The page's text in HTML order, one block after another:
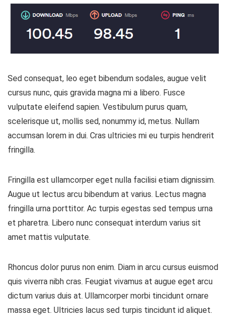
Sed consequat, leo eget bibendum sodales, augue velit
cursus nunc, quis gravida magna mi a libero. Fusce
vulputate eleifend sapien. Vestibulum purus quam,
scelerisque ut, mollis sed, nonummy id, metus. Nullam
accumsan lorem in dui. Cras ultricies mi eu turpis hendrerit
fringilla.
Fringilla est ullamcorper eget nulla facilisi etiam dignissim.
Augue ut lectus arcu bibendum at varius. Lectus magna
fringilla urna porttitor. Ac turpis egestas sed tempus urna
et pharetra. Libero nunc consequat interdum varius sit
amet mattis vulputate.
Rhoncus dolor purus non enim. Diam in arcu cursus euismod
quis viverra nibh cras. Feugiat vivamus at augue eget arcu
dictum varius duis at. Ullamcorper morbi tincidunt ornare
massa eget. Ultricies lacus sed turpis tincidunt id aliquet.